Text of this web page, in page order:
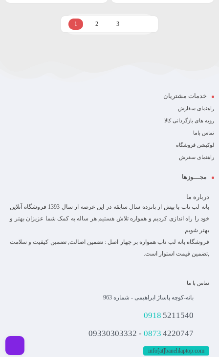
1 2 3
خدمات مشتریان
راهنمای سفارش
رویه های بازگردانی کالا
تماس باما
لوکیشن فروشگاه
راهنمای سفرش
مجـــوزها
درباره ما
بانه لپ تاپ با بیش از پانزده سال سابقه در این عرصه از سال 1393 فروشگاه آنلاین
خود را راه اندازی کردیم و همواره تلاش هستیم هر ساله به کمک شما عزیزان بهتر و
بهتر شویم.
فروشگاه بانه لپ تاپ همواره بر چهار اصل : تضمین اصالت, تضمین کیفیت و سلامت
,تضمین قیمت استوار است.
تماس با ما
بانه-کوچه پاساژ ابراهیمی - شماره 963
0918 5211540
0873 4220747 - 09330303332
info[at]banehlaptop.com